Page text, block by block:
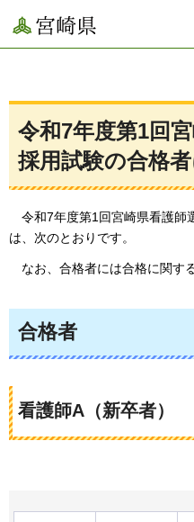
宮崎県
令和7年度第1回
採用試験の合格
令和7年度第1回宮崎県看護師
は、次のとおりです。
なお、合格者には合格に関す
合格者
看護師A（新卒者）